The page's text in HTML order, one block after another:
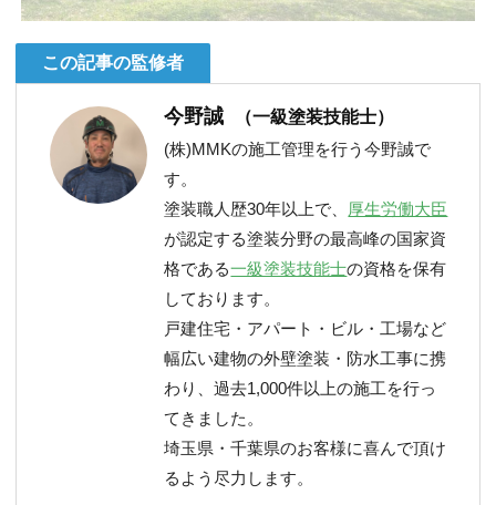
この記事の監修者
今野誠
（一級塗装技能士）
(株)MMKの施工管理を行う今野誠で
す。
塗装職人歴30年以上で、 厚生労働大臣
が認定する塗装分野の最高峰の国家資
格である一級塗装技能士の資格を保有
しております。
戸建住宅・アパート・ビル・工場など
幅広い建物の外壁塗装・防水工事に携
わり、過去1,000件以上の施工を行っ
てきました。
埼玉県・千葉県のお客様に喜んで頂け
るよう尽力します。